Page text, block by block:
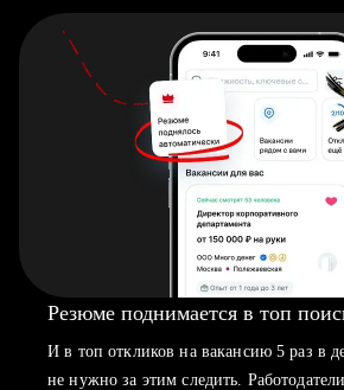
Резюме поднимается в топ
И в топ откликов на вакансию 5 раз в
не нужно за этим следить.